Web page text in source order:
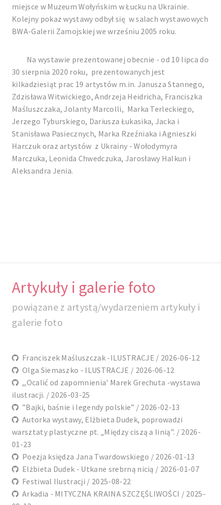
miejsce w Muzeum Wołyńskim w Łucku na Ukrainie.
Kolejny pokaz wystawy odbył się w salach wystawowych
BWA-Galerii Zamojskiej we wrześniu 2005 roku.
Na wystawie prezentowanej obecnie - od 10 lipca do
30 sierpnia 2020 roku, prezentowanych jest
kilkadziesiąt prac 19 artystów m.in. Janusza Stannego,
Zdzisława Witwickiego, Andrzeja Heidricha, Franciszka
Maśluszczaka, Jolanty Marcolli, Marka Terleckiego,
Jerzego Tyburskiego, Dariusza Łukasika, Jacka i
Stanisława Pasiecznych, Marka Rzeźniaka i Agnieszki
Harczuk oraz artystów z Ukrainy - Wołodymyra
Marczuka, Leonida Chwedczuka, Jarosławy Halkun i
Aleksandra Jenia.
Artykuły i galerie foto
powiązane z artystą/wydarzeniem artykuły i
galerie foto
Franciszek Maśluszczak -ILUSTRACJE / 2026-06-12
Olga Siemaszko - ILUSTRACJE / 2026-06-12
,,Ocalić od zapomnienia' Marek Grechuta -wystawa
ilustracji. / 2026-03-25
”Bajki, baśnie i legendy polskie” / 2026-02-13
Autorka wystawy, Elżbieta Dudek, poprowadzi
warsztaty plastyczne pt. „Między ciszą a linią”. / 2026-
01-23
Poezja księdza Jana Twardowskiego / 2026-01-13
Elżbieta Dudek - Utkane srebrną nicią / 2026-01-07
Festiwal Ilustracji / 2025-08-22
Arkadia - MITYCZNA KRAINA SZCZĘŚLIWOŚCI / 2025-